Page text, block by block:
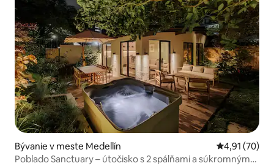
Bývanie v meste Medellín Priemerné
4,91 (70)
Poblado Sanctuary – útočisko s 2 spálňami a súkromným